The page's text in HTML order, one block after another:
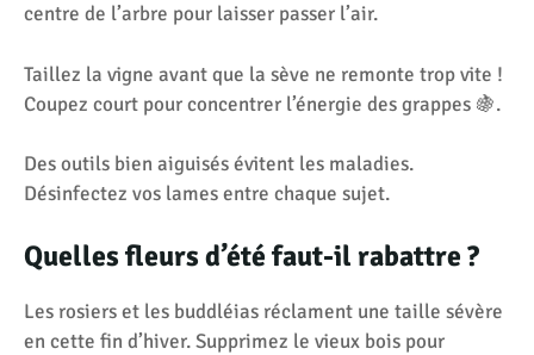
centre de l’arbre pour laisser passer l’air.
Taillez la vigne avant que la sève ne remonte trop vite !
Coupez court pour concentrer l’énergie des grappes 🍇.
Des outils bien aiguisés évitent les maladies.
Désinfectez vos lames entre chaque sujet.
Quelles fleurs d’été faut-il rabattre ?
Les rosiers et les buddléias réclament une taille sévère
en cette fin d’hiver. Supprimez le vieux bois pour